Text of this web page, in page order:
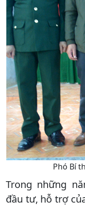
Phó Bí
Trong những
đầu tư, hỗ trợ